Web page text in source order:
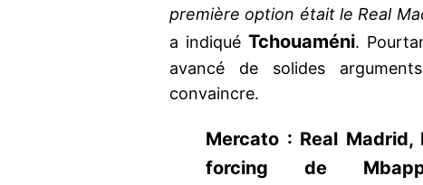
première option était le Real
a indiqué Tchouaméni.
avancé de solides
convaincre.
Mercato : Real Madrid,
forcing de